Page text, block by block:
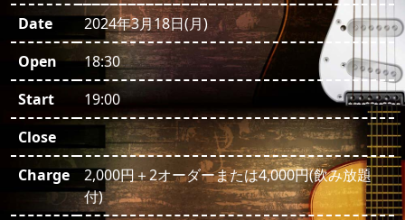
Date
2024年3月18日(月)
Open
18:30
Start
19:00
Close
Charge
2,000円＋2オーダーまたは4,000円(飲み放題
付)